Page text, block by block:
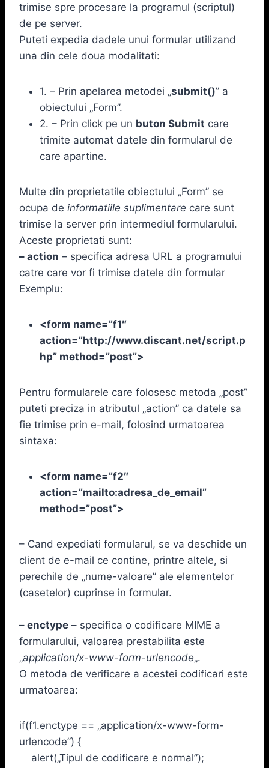
trimise spre procesare la programul (scriptul)
de pe server.
Puteti expedia dadele unui formular utilizand
una din cele doua modalitati:
1. – Prin apelarea metodei „submit()” a
obiectului „Form”.
2. – Prin click pe un buton Submit care
trimite automat datele din formularul de
care apartine.
Multe din proprietatile obiectului „Form” se
ocupa de informatiile suplimentare care sunt
trimise la server prin intermediul formularului.
Aceste proprietati sunt:
– action – specifica adresa URL a programului
catre care vor fi trimise datele din formular
Exemplu:
<form name=”f1″
action=”http://www.discant.net/script.p
hp” method=”post”>
Pentru formularele care folosesc metoda „post”
puteti preciza in atributul „action” ca datele sa
fie trimise prin e-mail, folosind urmatoarea
sintaxa:
<form name=”f2″
action=”mailto:adresa_de_email”
method=”post”>
– Cand expediati formularul, se va deschide un
client de e-mail ce contine, printre altele, si
perechile de „nume-valoare” ale elementelor
(casetelor) cuprinse in formular.
– enctype – specifica o codificare MIME a
formularului, valoarea prestabilita este
„application/x-www-form-urlencode„.
O metoda de verificare a acestei codificari este
urmatoarea:
if(f1.enctype == „application/x-www-form-
urlencode”) {
alert(„Tipul de codificare e normal”);